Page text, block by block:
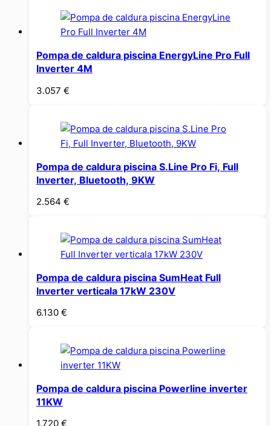
Pompa de caldura piscina EnergyLine Pro Full
Inverter 4M
3.057 €
Pompa de caldura piscina S.Line Pro Fi, Full
Inverter, Bluetooth, 9KW
2.564 €
Pompa de caldura piscina SumHeat Full
Inverter verticala 17kW 230V
6.130 €
Pompa de caldura piscina Powerline inverter
11KW
1.720 €